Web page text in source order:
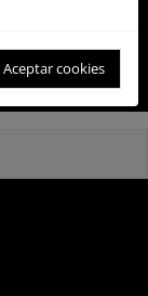
Aceptar cookies